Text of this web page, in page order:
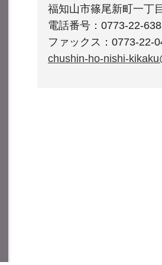
福知山市篠尾新町一丁
電話番号：0773-22-
ファックス：0773-22-
chushin-ho-nishi-